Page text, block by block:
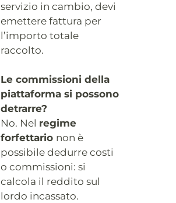
servizio in cambio, devi
emettere fattura per
l’importo totale
raccolto.
Le commissioni della
piattaforma si possono
detrarre?
No. Nel regime
forfettario non è
possibile dedurre costi
o commissioni: si
calcola il reddito sul
lordo incassato.